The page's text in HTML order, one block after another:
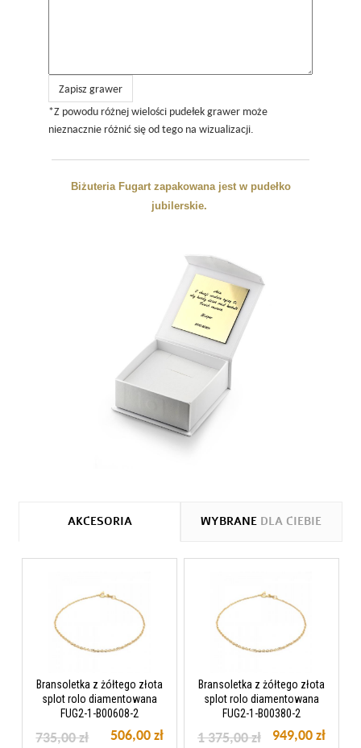
Zapisz grawer
*Z powodu różnej wielości pudełek grawer może
nieznacznie różnić się od tego na wizualizacji.
Biżuteria Fugart zapakowana jest w pudełko
jubilerskie.
AKCESORIA WYBRANE DLA CIEBIE
Bransoletka z żółtego złota
splot rolo diamentowana
FUG2-1-B00608-2
506,00 zł
735,00 zł
Bransoletka z żółtego złota
splot rolo diamentowana
FUG2-1-B00380-2
949,00 zł
1 375,00 zł